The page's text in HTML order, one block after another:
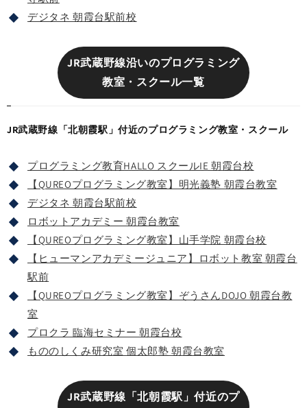
デジタネ 朝霞台駅前校
JR武蔵野線沿いのプログラミング
教室・スクール一覧
JR武蔵野線「北朝霞駅」付近のプログラミング教室・スクール
プログラミング教育HALLO スクールIE 朝霞台校
【QUREOプログラミング教室】明光義塾 朝霞台教室
デジタネ 朝霞台駅前校
ロボットアカデミー 朝霞台教室
【QUREOプログラミング教室】山手学院 朝霞台校
【ヒューマンアカデミージュニア】ロボット教室 朝霞台
駅前
【QUREOプログラミング教室】ぞうさんDOJO 朝霞台教
室
プロクラ 臨海セミナー 朝霞台校
もののしくみ研究室 個太郎塾 朝霞台教室
JR武蔵野線「北朝霞駅」付近のプ